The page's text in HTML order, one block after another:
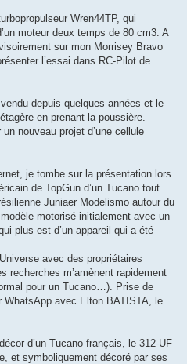
Wren44TP, qui
moteur deux temps de 80 cm3. A
sur mon Morrisey Bravo
l’essai dans RC-Pilot de
depuis quelques années et le
en prenant la poussière.
nouveau projet d’une cellule
je tombe sur la présentation lors
de TopGun d’un Tucano tout
Juniaer Modelismo autour du
motorisé initialement avec un
plus est d’un appareil qui a été
avec des propriétaires
recherches m’amènent rapidement
pour un Tucano…). Prise de
avec Elton BATISTA, le
d’un Tucano français, le 312-UF
et symboliquement décoré par ses